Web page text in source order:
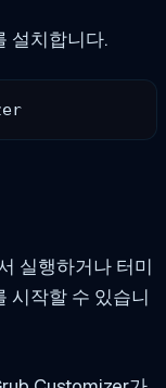
설치합니다.
실행하거나 터미
시작할 수 있습니